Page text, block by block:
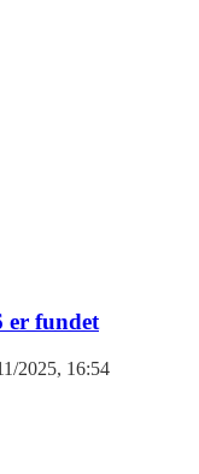
er fundet
2025, 16:54